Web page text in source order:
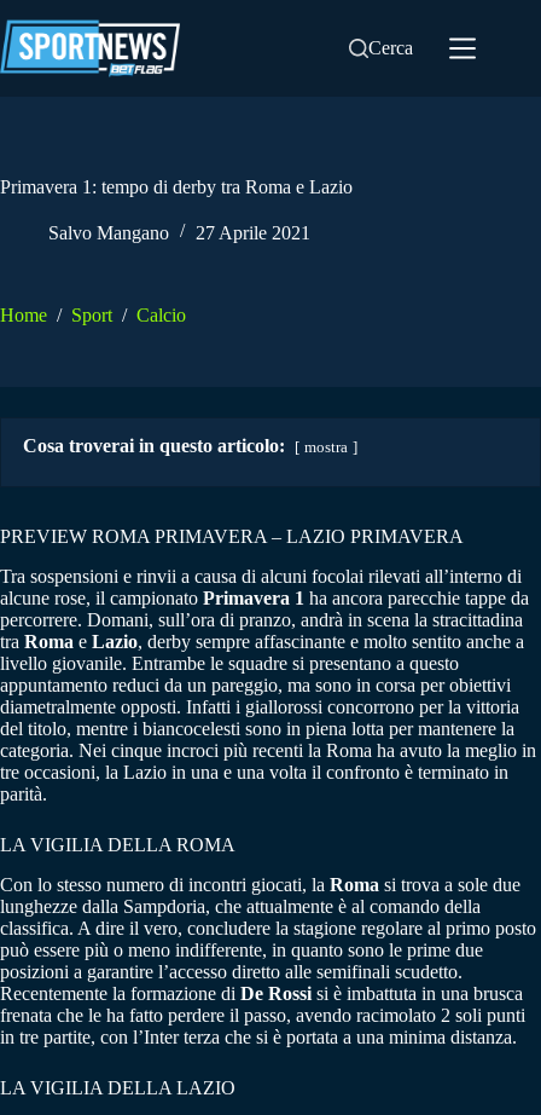
al
contenuto
Cerca
Primavera 1: tempo di derby tra Roma e Lazio
Salvo Mangano 27 Aprile 2021
Home / Sport / Calcio
Cosa troverai in questo articolo: mostra
PREVIEW ROMA PRIMAVERA – LAZIO PRIMAVERA
Tra sospensioni e rinvii a causa di alcuni focolai rilevati all’interno di
alcune rose, il campionato Primavera 1 ha ancora parecchie tappe da
percorrere. Domani, sull’ora di pranzo, andrà in scena la stracittadina
tra Roma e Lazio, derby sempre affascinante e molto sentito anche a
livello giovanile. Entrambe le squadre si presentano a questo
appuntamento reduci da un pareggio, ma sono in corsa per obiettivi
diametralmente opposti. Infatti i giallorossi concorrono per la vittoria
del titolo, mentre i biancocelesti sono in piena lotta per mantenere la
categoria. Nei cinque incroci più recenti la Roma ha avuto la meglio in
tre occasioni, la Lazio in una e una volta il confronto è terminato in
parità.
LA VIGILIA DELLA ROMA
Con lo stesso numero di incontri giocati, la Roma si trova a sole due
lunghezze dalla Sampdoria, che attualmente è al comando della
classifica. A dire il vero, concludere la stagione regolare al primo posto
può essere più o meno indifferente, in quanto sono le prime due
posizioni a garantire l’accesso diretto alle semifinali scudetto.
Recentemente la formazione di De Rossi si è imbattuta in una brusca
frenata che le ha fatto perdere il passo, avendo racimolato 2 soli punti
in tre partite, con l’Inter terza che si è portata a una minima distanza.
LA VIGILIA DELLA LAZIO